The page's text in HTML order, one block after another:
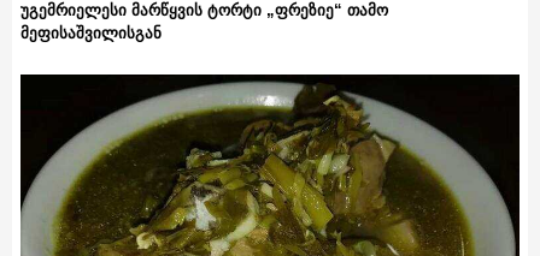
უგემრიელესი მარწყვის ტორტი „ფრეზიე“ თამო
მეფისაშვილისგან